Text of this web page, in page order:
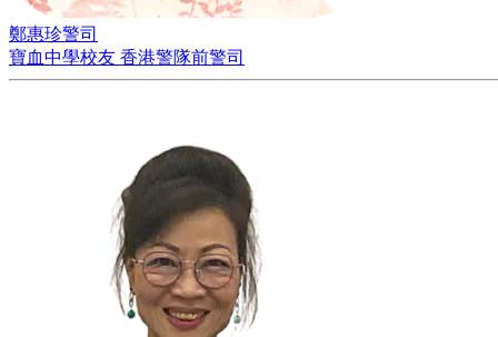
鄭惠珍警司
寶血中學校友 香港警隊前警司